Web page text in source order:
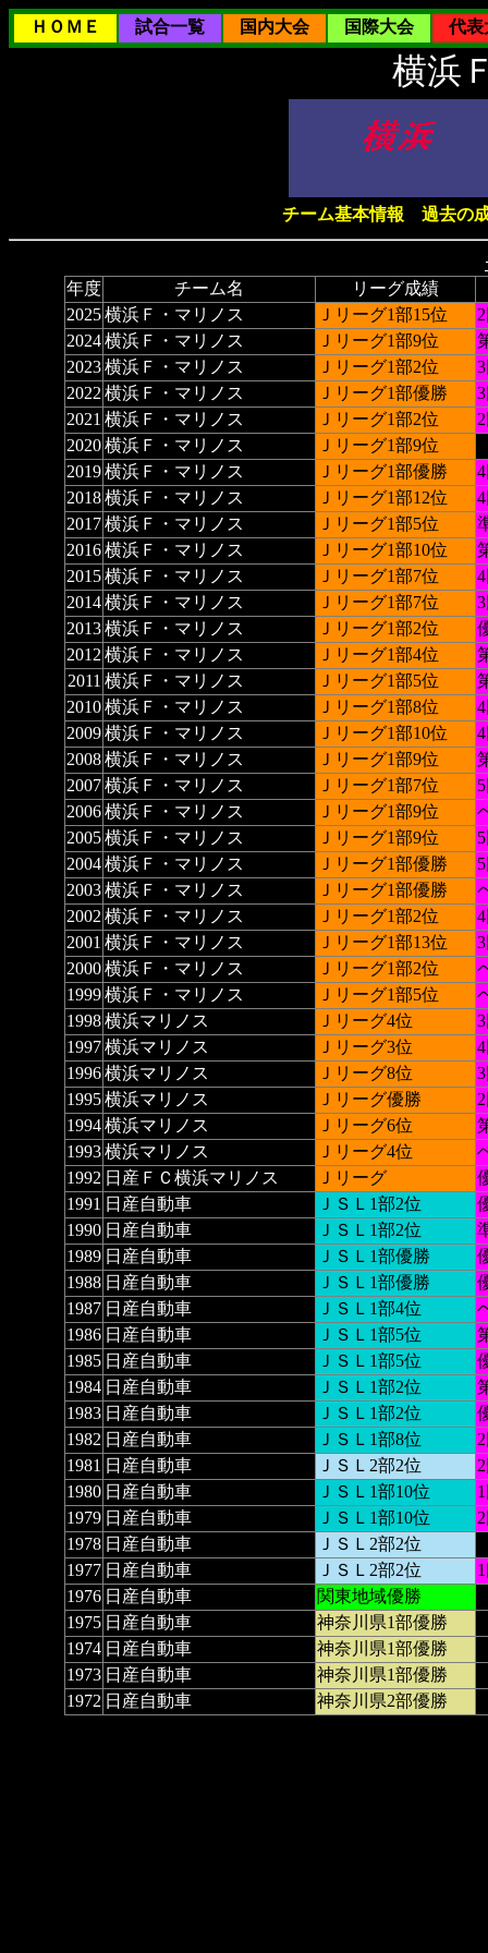
ＨＯＭＥ 試合一覧 国内大会 国際大会 代表
横浜
チーム基本情報 過去の
年度 チーム名
リーグ成績
2025 横浜Ｆ・マリノス Ｊリーグ1部15位
2024 横浜Ｆ・マリノス Ｊリーグ1部9位
2023 横浜Ｆ・マリノス Ｊリーグ1部2位
2022 横浜Ｆ・マリノス Ｊリーグ1部優勝
2021 横浜Ｆ・マリノス Ｊリーグ1部2位
2020 横浜Ｆ・マリノス
Ｊリーグ1部9位
2019 横浜Ｆ・マリノス Ｊリーグ1部優勝
2018 横浜Ｆ・マリノス Ｊリーグ1部12位
2017 横浜Ｆ・マリノス Ｊリーグ1部5位
2016 横浜Ｆ・マリノス Ｊリーグ1部10位
2015 横浜Ｆ・マリノス Ｊリーグ1部7位
2014 横浜Ｆ・マリノス Ｊリーグ1部7位
2013 横浜Ｆ・マリノス Ｊリーグ1部2位
2012 横浜Ｆ・マリノス Ｊリーグ1部4位
2011 横浜Ｆ・マリノス Ｊリーグ1部5位
2010 横浜Ｆ・マリノス Ｊリーグ1部8位
2009 横浜Ｆ・マリノス Ｊリーグ1部10位
2008 横浜Ｆ・マリノス Ｊリーグ1部9位
2007 横浜Ｆ・マリノス Ｊリーグ1部7位
2006 横浜Ｆ・マリノス Ｊリーグ1部9位
2005 横浜Ｆ・マリノス Ｊリーグ1部9位
2004 横浜Ｆ・マリノス Ｊリーグ1部優勝
2003 横浜Ｆ・マリノス Ｊリーグ1部優勝
2002 横浜Ｆ・マリノス Ｊリーグ1部2位
2001 横浜Ｆ・マリノス Ｊリーグ1部13位
2000 横浜Ｆ・マリノス Ｊリーグ1部2位
1999 横浜Ｆ・マリノス Ｊリーグ1部5位
1998 横浜マリノス Ｊリーグ4位
1997 横浜マリノス Ｊリーグ3位
1996 横浜マリノス Ｊリーグ8位
1995 横浜マリノス Ｊリーグ優勝
1994 横浜マリノス Ｊリーグ6位
1993 横浜マリノス Ｊリーグ4位
1992 日産ＦＣ横浜マリノス Ｊリーグ
1991 日産自動車 ＪＳＬ1部2位
1990 日産自動車 ＪＳＬ1部2位
1989 日産自動車 ＪＳＬ1部優勝
1988 日産自動車 ＪＳＬ1部優勝
1987 日産自動車 ＪＳＬ1部4位
1986 日産自動車 ＪＳＬ1部5位
1985 日産自動車 ＪＳＬ1部5位
1984 日産自動車 ＪＳＬ1部2位
1983 日産自動車 ＪＳＬ1部2位
1982 日産自動車 ＪＳＬ1部8位
1981 日産自動車 ＪＳＬ2部2位
1980 日産自動車 ＪＳＬ1部10位
1979 日産自動車 ＪＳＬ1部10位
1978 日産自動車
ＪＳＬ2部2位
1977 日産自動車 ＪＳＬ2部2位
1976 日産自動車
関東地域優勝
1975 日産自動車
神奈川県1部優勝
1974 日産自動車
神奈川県1部優勝
1973 日産自動車
神奈川県1部優勝
1972 日産自動車 神奈川県2部優勝